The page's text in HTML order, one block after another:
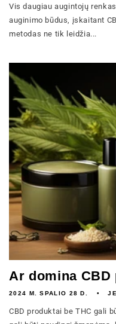
Vis daugiau augintojų
auginimo būdus, įskaitant
metodas ne tik leidžia...
Ar domina CBD
2024 M. SPALIO 28 D.
CBD produktai be THC gali